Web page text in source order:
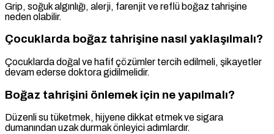
Grip, soğuk algınlığı, alerji, farenjit ve reflü boğaz tahrişine
neden olabilir.
Çocuklarda boğaz tahrişine nasıl yaklaşılmalı?
Çocuklarda doğal ve hafif çözümler tercih edilmeli, şikayetler
devam ederse doktora gidilmelidir.
Boğaz tahrişini önlemek için ne yapılmalı?
Düzenli su tüketmek, hijyene dikkat etmek ve sigara
dumanından uzak durmak önleyici adımlardır.